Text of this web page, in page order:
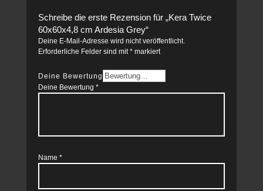
Schreibe die erste Rezension für „Kera Twice
60x60x4,8 cm Ardesia Grey“
Deine E-Mail-Adresse wird nicht veröffentlicht.
Erforderliche Felder sind mit*markiert
Deine Bewertung
Deine Bewertung *
Name *